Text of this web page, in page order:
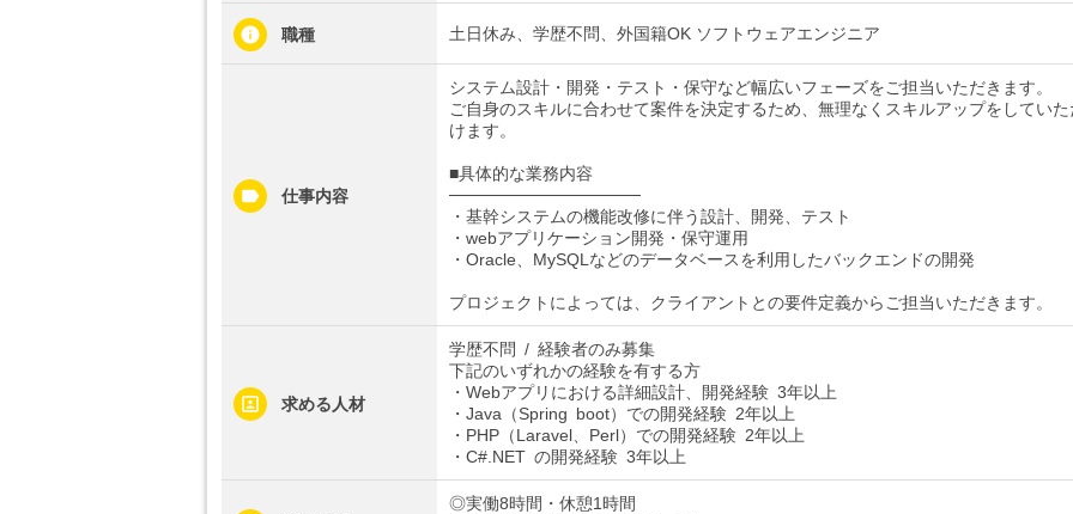
職種 土日休み、学歴不問、外国籍OK ソフトウェアエンジニア
仕事内容
システム設計・開発・テスト・保守など幅広いフェーズをご担当いただきます。
ご自身のスキルに合わせて案件を決定するため、無理なくスキルアップをしていた
けます。
■具体的な業務内容
────────────────
・基幹システムの機能改修に伴う設計、開発、テスト
・webアプリケーション開発・保守運用
・Oracle、MySQLなどのデータベースを利用したバックエンドの開発
プロジェクトによっては、クライアントとの要件定義からご担当いただきます。
求める人材
学歴不問 / 経験者のみ募集
下記のいずれかの経験を有する方
・Webアプリにおける詳細設計、開発経験 3年以上
・Java（Spring boot）での開発経験 2年以上
・PHP（Laravel、Perl）での開発経験 2年以上
・C#.NET の開発経験 3年以上
◎実働8時間・休憩1時間